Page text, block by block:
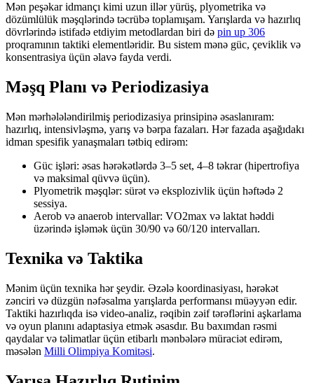
Mən peşəkar idmançı kimi uzun illər yürüş, plyometrika və
dözümlülük məşqlərində təcrübə toplamışam. Yarışlarda və hazırlıq
dövrlərində istifadə etdiyim metodlardan biri də pin up 306
proqramının taktiki elementləridir. Bu sistem mənə güc, çeviklik və
konsentrasiya üçün əlavə fayda verdi.
Məşq Planı və Periodizasiya
Mən mərhələləndirilmiş periodizasiya prinsipinə əsaslanıram:
hazırlıq, intensivləşmə, yarış və bərpa fazaları. Hər fazada aşağıdakı
idman spesifik yanaşmaları tətbiq edirəm:
Güc işləri: əsas hərəkətlərdə 3–5 set, 4–8 təkrar (hipertrofiya
və maksimal qüvvə üçün).
Plyometrik məşqlər: sürət və eksplozivlik üçün həftədə 2
sessiya.
Aerob və anaerob intervallar: VO2max və laktat həddi
üzərində işləmək üçün 30/90 və 60/120 intervalları.
Texnika və Taktika
Mənim üçün texnika hər şeydir. Əzələ koordinasiyası, hərəkət
zənciri və düzgün nəfəsalma yarışlarda performansı müəyyən edir.
Taktiki hazırlıqda isə video-analiz, rəqibin zəif tərəflərini aşkarlama
və oyun planını adaptasiya etmək əsasdır. Bu baxımdan rəsmi
qaydalar və təlimatlar üçün etibarlı mənbələrə müraciət edirəm,
məsələn Milli Olimpiya Komitəsi.